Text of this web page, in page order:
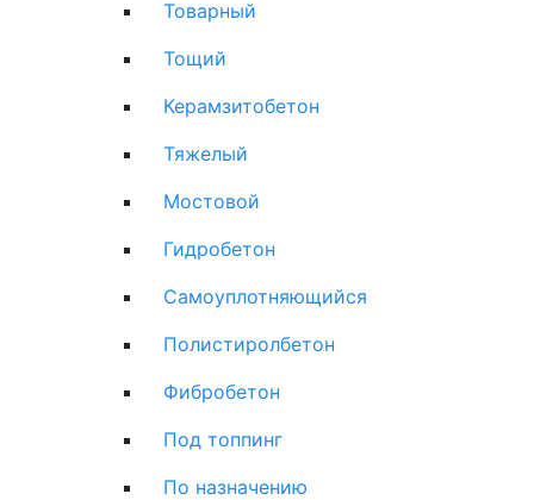
Товарный
Тощий
Керамзитобетон
Тяжелый
Мостовой
Гидробетон
Самоуплотняющийся
Полистиролбетон
Фибробетон
Под топпинг
По назначению